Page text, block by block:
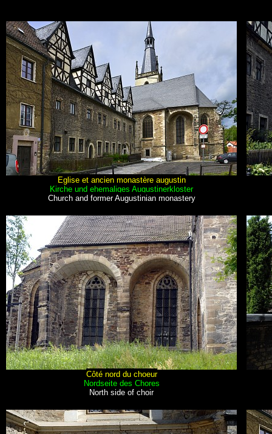
Eglise et ancien monastère augustin
Kirche und ehemaliges Augustinerkloster
Church and former Augustinian monastery
Côté nord du choeur
Nordseite des Chores
North side of choir